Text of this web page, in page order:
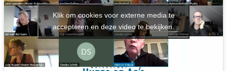
Klik om cookies voor externe media te
accepteren en deze video te bekijken.